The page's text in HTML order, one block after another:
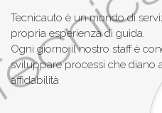
Tecnicauto è un mondo di
propria esperienza di guida.
Ogni giorno il nostro staff è
sviluppare processi che diano
affidabilità